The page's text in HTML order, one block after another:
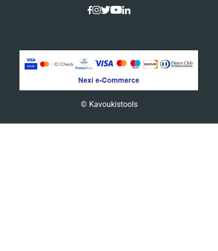
© Kavoukistools